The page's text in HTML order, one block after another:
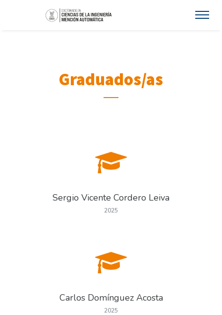
Graduados/as
Sergio Vicente Cordero Leiva
2025
Carlos Domínguez Acosta
2025